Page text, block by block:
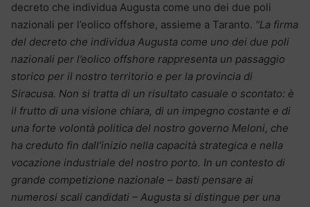
decreto che individua Augusta come uno dei due poli
nazionali per l’eolico offshore, assieme a Taranto. “La firma
del decreto che individua Augusta come uno dei due poli
nazionali per l’eolico offshore rappresenta un passaggio
storico per il nostro territorio e per la provincia di
Siracusa. Non si tratta di un risultato casuale o scontato: è
il frutto di una visione chiara, di un impegno costante e di
una forte volontà politica del nostro governo Meloni, che
ha creduto fin dall’inizio nella capacità strategica e nella
vocazione industriale del nostro porto. In un contesto di
grande competizione nazionale – basti pensare ai
numerosi scali candidati – Augusta si distingue per una